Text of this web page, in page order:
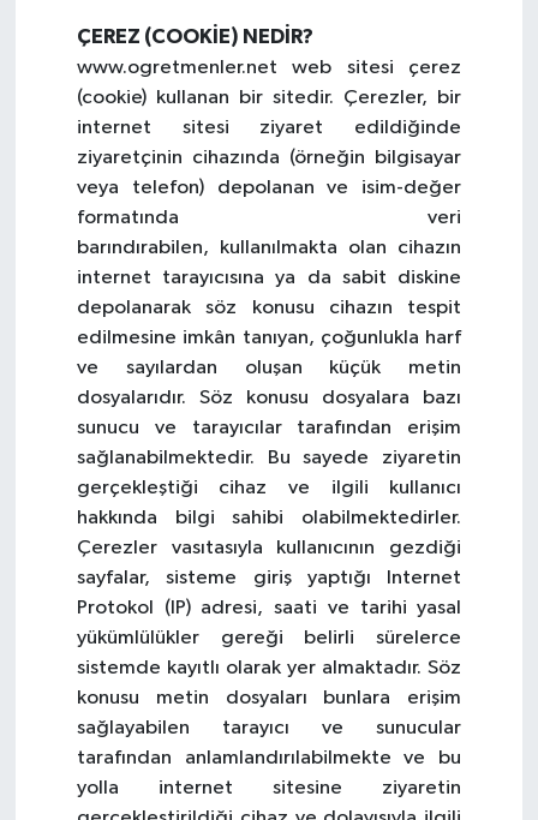
ÇEREZ (COOKİE) NEDİR?
www.ogretmenler.net web sitesi çerez
(cookie) kullanan bir sitedir. Çerezler, bir
internet sitesi ziyaret edildiğinde
ziyaretçinin cihazında (örneğin bilgisayar
veya telefon) depolanan ve isim-değer
formatında veri
barındırabilen, kullanılmakta olan cihazın
internet tarayıcısına ya da sabit diskine
depolanarak söz konusu cihazın tespit
edilmesine imkân tanıyan, çoğunlukla harf
ve sayılardan oluşan küçük metin
dosyalarıdır. Söz konusu dosyalara bazı
sunucu ve tarayıcılar tarafından erişim
sağlanabilmektedir. Bu sayede ziyaretin
gerçekleştiği cihaz ve ilgili kullanıcı
hakkında bilgi sahibi olabilmektedirler.
Çerezler vasıtasıyla kullanıcının gezdiği
sayfalar, sisteme giriş yaptığı Internet
Protokol (IP) adresi, saati ve tarihi yasal
yükümlülükler gereği belirli sürelerce
sistemde kayıtlı olarak yer almaktadır. Söz
konusu metin dosyaları bunlara erişim
sağlayabilen tarayıcı ve sunucular
tarafından anlamlandırılabilmekte ve bu
yolla internet sitesine ziyaretin